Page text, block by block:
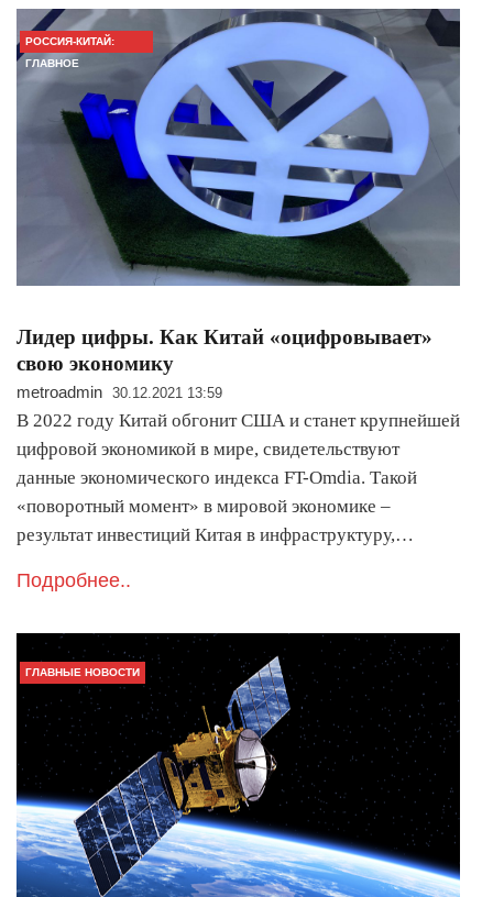
РОССИЯ-КИТАЙ:
ГЛАВНОЕ
Лидер цифры. Как Китай «оцифровывает»
свою экономику
metroadmin 30.12.2021 13:59
В 2022 году Китай обгонит США и станет крупнейшей
цифровой экономикой в мире, свидетельствуют
данные экономического индекса FT-Omdia. Такой
«поворотный момент» в мировой экономике –
результат инвестиций Китая в инфраструктуру,…
Подробнее..
ГЛАВНЫЕ НОВОСТИ